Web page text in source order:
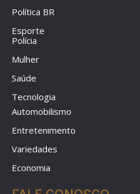
Política BR
Esporte
Polícia
Mulher
Saúde
Tecnologia
Automobilismo
Entretenimento
Variedades
Economia